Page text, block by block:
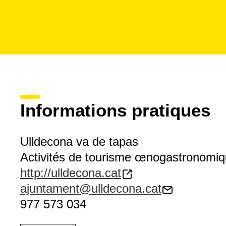
Informations pratiques
Ulldecona va de tapas
Activités de tourisme
http://ulldecona.cat
ajuntament@ulldecona.cat
977 573 034